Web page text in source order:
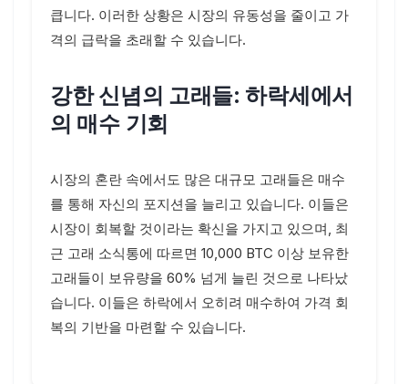
큽니다. 이러한 상황은 시장의 유동성을 줄이고 가
격의 급락을 초래할 수 있습니다.
강한 신념의 고래들: 하락세에서
의 매수 기회
시장의 혼란 속에서도 많은 대규모 고래들은 매수
를 통해 자신의 포지션을 늘리고 있습니다. 이들은
시장이 회복할 것이라는 확신을 가지고 있으며, 최
근 고래 소식통에 따르면 10,000 BTC 이상 보유한
고래들이 보유량을 60% 넘게 늘린 것으로 나타났
습니다. 이들은 하락에서 오히려 매수하여 가격 회
복의 기반을 마련할 수 있습니다.